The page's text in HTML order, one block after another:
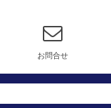
お問合せ